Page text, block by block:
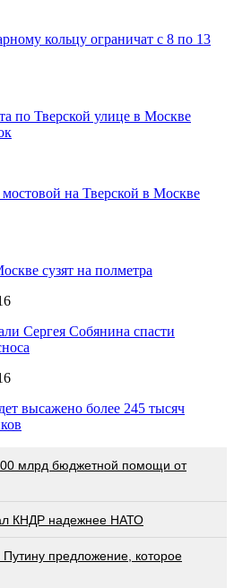
кольцу ограничат с 8 по 13
по Тверской улице в Москве
на Тверской в Москве
сузят на полметра
Сергея Собянина спасти
высажено более 245 тысяч
млрд бюджетной помощи от
КНДР надежнее НАТО
предложение, которое